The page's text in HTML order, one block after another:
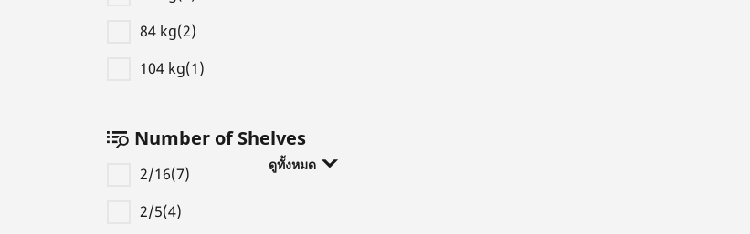
84 kg(2)
104 kg(1)
Number of Shelves
ดูทั้งหมด
2/16(7)
2/5(4)